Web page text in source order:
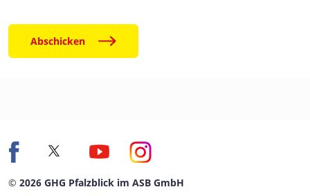
Abschicken
© 2026 GHG Pfalzblick im ASB GmbH